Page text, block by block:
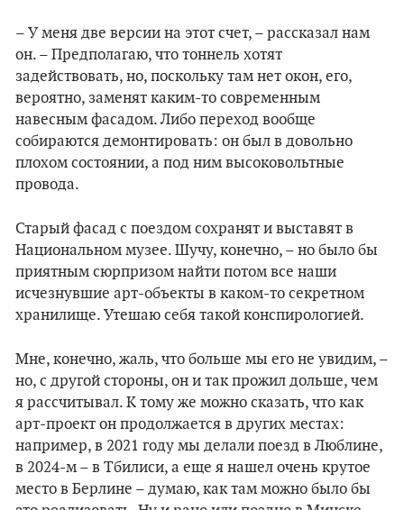
– У меня две версии на этот счет, – рассказал нам
он. – Предполагаю, что тоннель хотят
задействовать, но, поскольку там нет окон, его,
вероятно, заменят каким-то современным
навесным фасадом. Либо переход вообще
собираются демонтировать: он был в довольно
плохом состоянии, а под ним высоковольтные
провода.
Старый фасад с поездом сохранят и выставят в
Национальном музее. Шучу, конечно, – но было бы
приятным сюрпризом найти потом все наши
исчезнувшие арт-объекты в каком-то секретном
хранилище. Утешаю себя такой конспирологией.
Мне, конечно, жаль, что больше мы его не увидим, –
но, с другой стороны, он и так прожил дольше, чем
я рассчитывал. К тому же можно сказать, что как
арт-проект он продолжается в других местах:
например, в 2021 году мы делали поезд в Люблине,
в 2024-м – в Тбилиси, а еще я нашел очень крутое
место в Берлине – думаю, как там можно было бы